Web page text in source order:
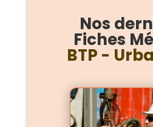
Nos
Fiches
BTP -